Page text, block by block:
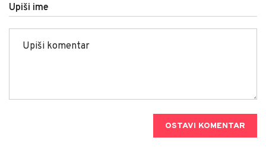
Upiši ime
OSTAVI KOMENTAR